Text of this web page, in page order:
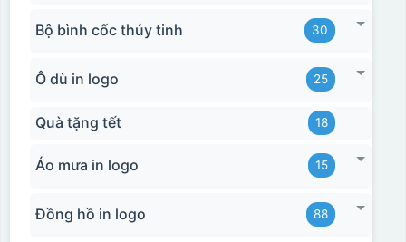
Bộ bình cốc thủy tinh 30
Ô dù in logo 25
Quà tặng tết 18
Áo mưa in logo 15
Đồng hồ in logo 88